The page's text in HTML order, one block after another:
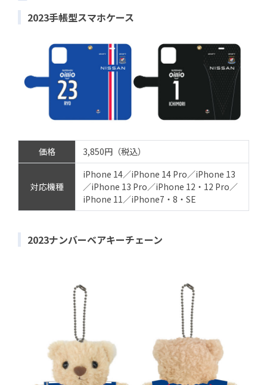
2023手帳型スマホケース
価格 3,850円（税込）
対応機種
iPhone 14／iPhone 14 Pro／iPhone 13
／iPhone 13 Pro／iPhone 12・12 Pro／
iPhone 11／iPhone7・8・SE
2023ナンバーベアキーチェーン